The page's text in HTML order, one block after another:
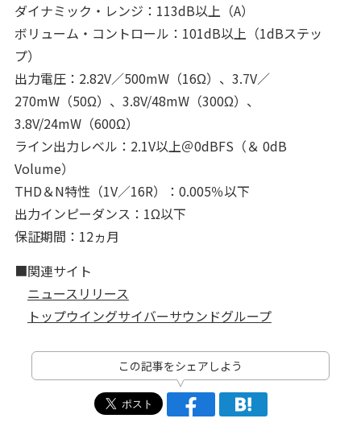
ダイナミック・レンジ：113dB以上（A）
ボリューム・コントロール：101dB以上（1dBステッ
プ）
出力電圧：2.82V／500mW（16Ω）、3.7V／
270mW（50Ω）、3.8V/48mW（300Ω）、
3.8V/24mW（600Ω）
ライン出力レベル：2.1V以上＠0dBFS（＆ 0dB
Volume）
THD＆N特性（1V／16R）：0.005％以下
出力インピーダンス：1Ω以下
保証期間：12ヵ月
■関連サイト
ニュースリリース
トップウイングサイバーサウンドグループ
この記事をシェアしよう